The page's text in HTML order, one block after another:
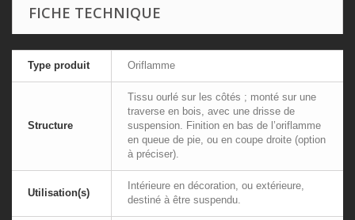
FICHE TECHNIQUE
Type produit Oriflamme
Structure
Tissu ourlé sur les côtés ; monté sur une
traverse en bois, avec une drisse de
suspension. Finition en bas de l’oriflamme
en queue de pie, ou en coupe droite (option
à préciser).
Utilisation(s)
Intérieure en décoration, ou extérieure,
destiné à être suspendu.